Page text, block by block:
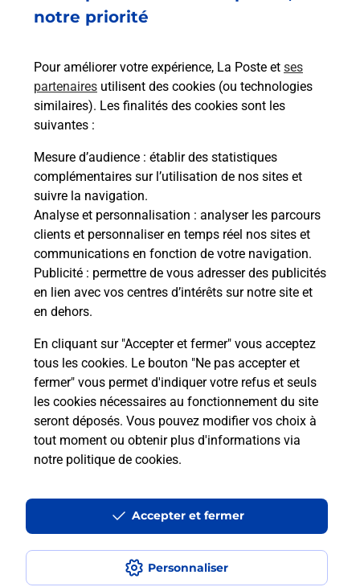
notre priorité
Pour améliorer votre expérience, La Poste et ses
partenaires utilisent des cookies (ou technologies
similaires). Les finalités des cookies sont les
suivantes :
Mesure d’audience : établir des statistiques
complémentaires sur l’utilisation de nos sites et
suivre la navigation.
Analyse et personnalisation : analyser les parcours
clients et personnaliser en temps réel nos sites et
communications en fonction de votre navigation.
Publicité : permettre de vous adresser des publicités
en lien avec vos centres d’intérêts sur notre site et
en dehors.
En cliquant sur "Accepter et fermer" vous acceptez
tous les cookies. Le bouton "Ne pas accepter et
fermer" vous permet d'indiquer votre refus et seuls
les cookies nécessaires au fonctionnement du site
seront déposés. Vous pouvez modifier vos choix à
tout moment ou obtenir plus d'informations via
notre politique de cookies.
Personnaliser
Accepter et fermer
Est-il possible d’acheter un
emballage directement depuis un
Comment demander une
modification de livraison ?
Comment La Poste participe-t-elle
à votre sécurité au quotidien ?
Puis-je passer mon code de la route
avec La Poste et sous quelles
conditions ?
Localiser Liste Loir-et-Cher VILLEDIEU LE CHATEAU
Accessibilité : partiellement conforme
Conditions contractuelles